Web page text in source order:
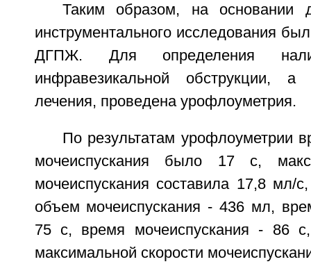
Таким образом, на основании
инструментального исследования
ДГПЖ. Для определения
инфравезикальной обструкции,
лечения, проведена урофлоуметрия.
По результатам урофлоуметрии
мочеиспускания было 17 с,
мочеиспускания составила 17,8 мл/
объем мочеиспускания - 436 мл,
75 с, время мочеиспускания - 86
максимальной скорости